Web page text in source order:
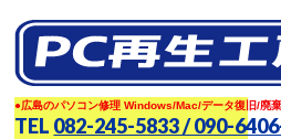
●広島のパソコン修理 Windows/Mac/データ復旧/廃
TEL 082-245-5833 / 090-